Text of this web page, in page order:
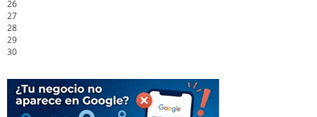
26
27
28
29
30